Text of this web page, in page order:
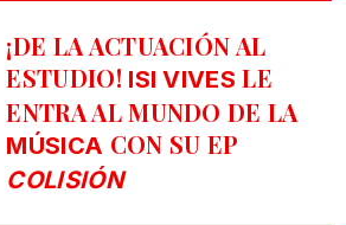
¡DE LA ACTUACIÓN AL
ESTUDIO! ISI VIVES LE
ENTRA AL MUNDO DE LA
MÚSICA CON SU EP
COLISIÓN